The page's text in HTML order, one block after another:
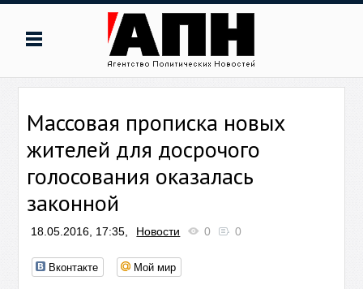
Массовая прописка новых
жителей для досрочого
голосования оказалась
законной
18.05.2016, 17:35, Новости 0 0
Вконтакте Мой мир